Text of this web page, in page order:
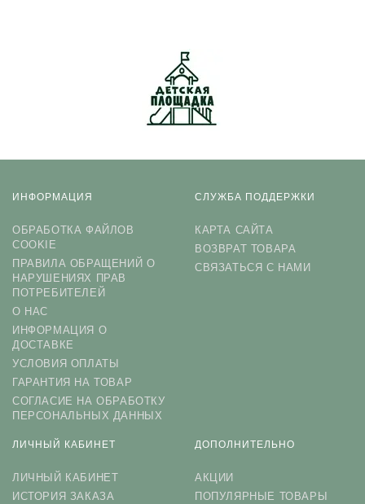
ИНФОРМАЦИЯ
ОБРАБОТКА ФАЙЛОВ
COOKIE
ПРАВИЛА ОБРАЩЕНИЙ О
НАРУШЕНИЯХ ПРАВ
ПОТРЕБИТЕЛЕЙ
О НАС
ИНФОРМАЦИЯ О
ДОСТАВКЕ
УСЛОВИЯ ОПЛАТЫ
ГАРАНТИЯ НА ТОВАР
СОГЛАСИЕ НА ОБРАБОТКУ
ПЕРСОНАЛЬНЫХ ДАННЫХ
СЛУЖБА ПОДДЕРЖКИ
КАРТА САЙТА
ВОЗВРАТ ТОВАРА
СВЯЗАТЬСЯ С НАМИ
ЛИЧНЫЙ КАБИНЕТ
ЛИЧНЫЙ КАБИНЕТ
ИСТОРИЯ ЗАКАЗА
ДОПОЛНИТЕЛЬНО
АКЦИИ
ПОПУЛЯРНЫЕ ТОВАРЫ